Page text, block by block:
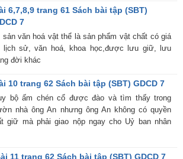
6,7,8,9 trang 61 Sách bài tập (SBT)
7
sản văn hoá vật thể là sản phẩm vật chất có giá
lịch sử, văn hoá, khoa học,được lưu giữ, lưu
đời khác
10 trang 62 Sách bài tập (SBT) GDCD 7
bộ ấm chén cổ được đào và tìm thấy trong
nhà ông An nhưng ông An không có quyền
giữ mà phải giao nộp ngay cho Uỷ ban nhân
11 trang 62 Sách bài tập (SBT) GDCD 7